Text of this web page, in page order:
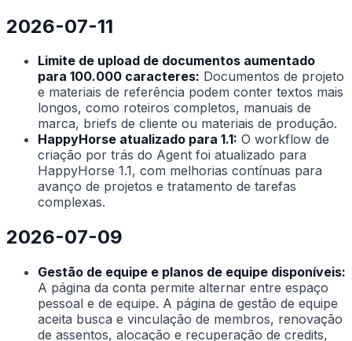
2026-07-11
Limite de upload de documentos aumentado
para 100.000 caracteres: Documentos de projeto
e materiais de referência podem conter textos mais
longos, como roteiros completos, manuais de
marca, briefs de cliente ou materiais de produção.
HappyHorse atualizado para 1.1: O workflow de
criação por trás do Agent foi atualizado para
HappyHorse 1.1, com melhorias contínuas para
avanço de projetos e tratamento de tarefas
complexas.
2026-07-09
Gestão de equipe e planos de equipe disponíveis:
A página da conta permite alternar entre espaço
pessoal e de equipe. A página de gestão de equipe
aceita busca e vinculação de membros, renovação
de assentos, alocação e recuperação de credits,